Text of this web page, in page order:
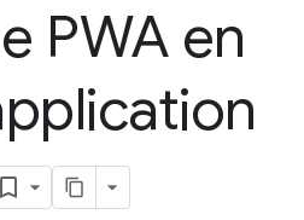
PWA en